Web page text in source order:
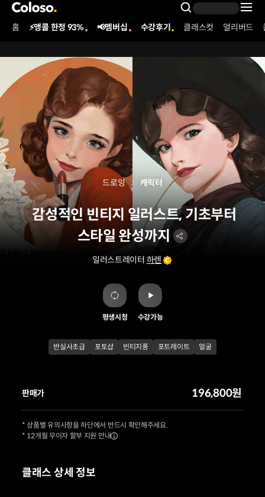
콜로소
Search
Coloso Menu
홈 ⚡앵콜 한정 93% 📢멤버십 수강후기 클래스컷 얼리버드
감성적인 빈티지 일러스트, 기초부터
스타일 완성까지
일러스트레이터 하렌
드로잉 캐릭터
평생시청 수강가능
반실사초급 포토샵 빈티지풍 포트레이트 얼굴
클래스 상세 정보
판매가 196,800원
* 상품별 유의사항을 하단에서 반드시 확인해주세요.
* 12개월 무이자 할부 지원 안내